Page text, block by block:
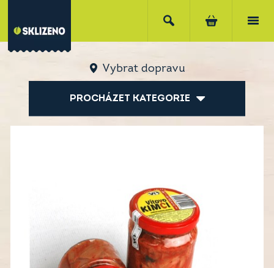
Vybrat dopravu
PROCHÁZET KATEGORIE